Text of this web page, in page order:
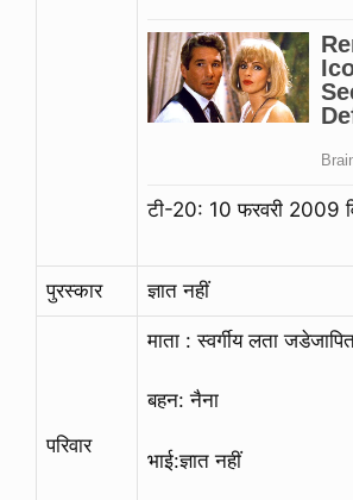
टी-20: 10 फरवरी 2009
पुरस्कार ज्ञात नहीं
परिवार
माता : स्वर्गीय लता
बहन: नैना
भाई:ज्ञात नहीं